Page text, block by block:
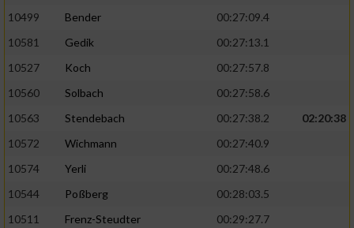
10499
Bender
00:27:09.4
10581
Gedik
00:27:13.1
10527
Koch
00:27:57.8
10560
Solbach
00:27:58.6
10563
Stendebach 00:27:38.2
02:20:38
10572
Wichmann
00:27:40.9
10574
Yerli
00:27:48.6
10544
Poßberg
00:28:03.5
10511
Frenz-Steudter
00:29:27.7